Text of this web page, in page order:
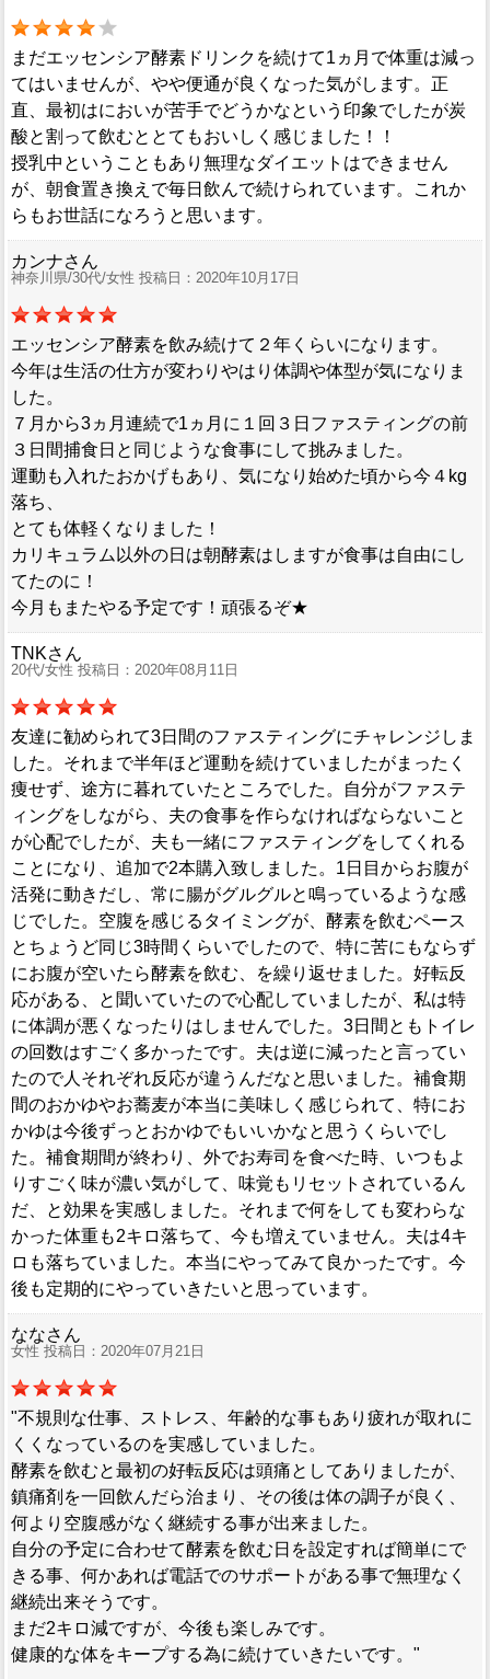
まだエッセンシア酵素ドリンクを続けて1ヵ月で体重は減っ
てはいませんが、やや便通が良くなった気がします。正
直、最初はにおいが苦手でどうかなという印象でしたが炭
酸と割って飲むととてもおいしく感じました！！
授乳中ということもあり無理なダイエットはできません
が、朝食置き換えで毎日飲んで続けられています。これか
らもお世話になろうと思います。
カンナさん
神奈川県/30代/女性 投稿日：2020年10月17日
エッセンシア酵素を飲み続けて２年くらいになります。
今年は生活の仕方が変わりやはり体調や体型が気になりま
した。
７月から3ヵ月連続で1ヵ月に１回３日ファスティングの前
３日間捕食日と同じような食事にして挑みました。
運動も入れたおかげもあり、気になり始めた頃から今４kg
落ち、
とても体軽くなりました！
カリキュラム以外の日は朝酵素はしますが食事は自由にし
てたのに！
今月もまたやる予定です！頑張るぞ★
TNKさん
20代/女性 投稿日：2020年08月11日
友達に勧められて3日間のファスティングにチャレンジしま
した。それまで半年ほど運動を続けていましたがまったく
痩せず、途方に暮れていたところでした。自分がファステ
ィングをしながら、夫の食事を作らなければならないこと
が心配でしたが、夫も一緒にファスティングをしてくれる
ことになり、追加で2本購入致しました。1日目からお腹が
活発に動きだし、常に腸がグルグルと鳴っているような感
じでした。空腹を感じるタイミングが、酵素を飲むペース
とちょうど同じ3時間くらいでしたので、特に苦にもならず
にお腹が空いたら酵素を飲む、を繰り返せました。好転反
応がある、と聞いていたので心配していましたが、私は特
に体調が悪くなったりはしませんでした。3日間ともトイレ
の回数はすごく多かったです。夫は逆に減ったと言ってい
たので人それぞれ反応が違うんだなと思いました。補食期
間のおかゆやお蕎麦が本当に美味しく感じられて、特にお
かゆは今後ずっとおかゆでもいいかなと思うくらいでし
た。補食期間が終わり、外でお寿司を食べた時、いつもよ
りすごく味が濃い気がして、味覚もリセットされているん
だ、と効果を実感しました。それまで何をしても変わらな
かった体重も2キロ落ちて、今も増えていません。夫は4キ
ロも落ちていました。本当にやってみて良かったです。今
後も定期的にやっていきたいと思っています。
ななさん
女性 投稿日：2020年07月21日
"不規則な仕事、ストレス、年齢的な事もあり疲れが取れに
くくなっているのを実感していました。
酵素を飲むと最初の好転反応は頭痛としてありましたが、
鎮痛剤を一回飲んだら治まり、その後は体の調子が良く、
何より空腹感がなく継続する事が出来ました。
自分の予定に合わせて酵素を飲む日を設定すれば簡単にで
きる事、何かあれば電話でのサポートがある事で無理なく
継続出来そうです。
まだ2キロ減ですが、今後も楽しみです。
健康的な体をキープする為に続けていきたいです。"